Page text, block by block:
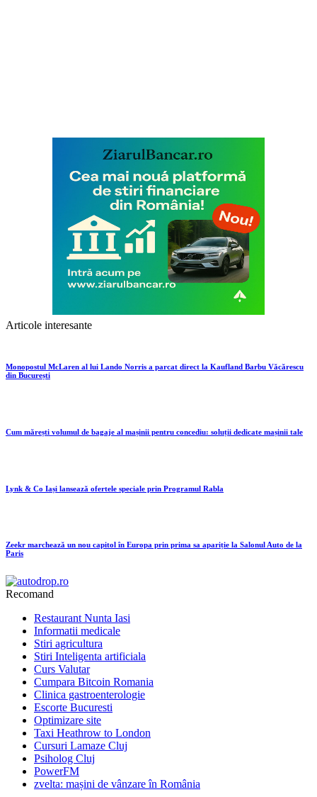
Articole interesante
Monopostul McLaren al lui Lando Norris a parcat direct la Kaufland Barbu Văcărescu
din București
Cum mărești volumul de bagaje al mașinii pentru concediu: soluții dedicate mașinii tale
Lynk & Co Iași lansează ofertele speciale prin Programul Rabla
Zeekr marchează un nou capitol în Europa prin prima sa apariție la Salonul Auto de la
Paris
Recomand
Restaurant Nunta Iasi
Informatii medicale
Stiri agricultura
Stiri Inteligenta artificiala
Curs Valutar
Cumpara Bitcoin Romania
Clinica gastroenterologie
Escorte Bucuresti
Optimizare site
Taxi Heathrow to London
Cursuri Lamaze Cluj
Psiholog Cluj
PowerFM
zvelta: mașini de vânzare în România